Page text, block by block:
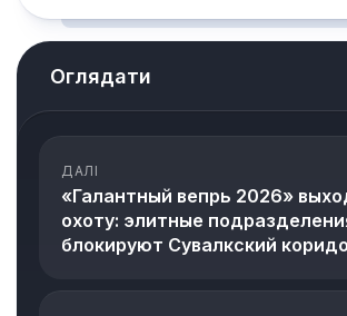
Оглядати
ДАЛІ
«Галантный вепрь 2026»
охоту: элитные
блокируют Сувалкский